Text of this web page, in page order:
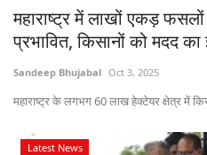
महाराष्ट्र में लाखों एकड़
प्रभावित, किसानों को मदद का
Sandeep Bhujabal Oct 3, 2025
महाराष्ट्र के लगभग 60 लाख हेक्टेयर क्षेत्र में
Latest News